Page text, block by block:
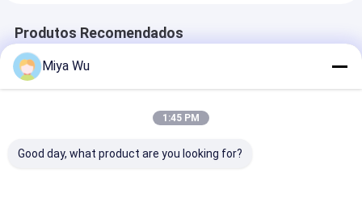
Produtos Recomendados
Miya Wu
1:45 PM
Good day, what product are you looking for?